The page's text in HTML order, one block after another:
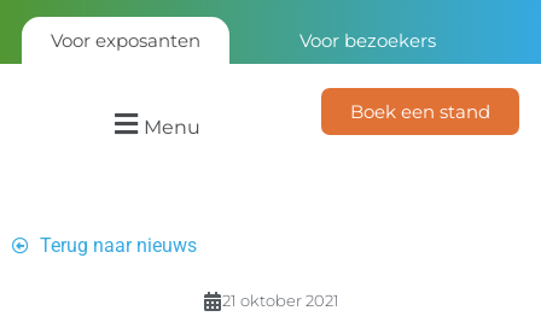
Voor exposanten Voor bezoekers
Menu
Boek een stand
Terug naar nieuws
21 oktober 2021